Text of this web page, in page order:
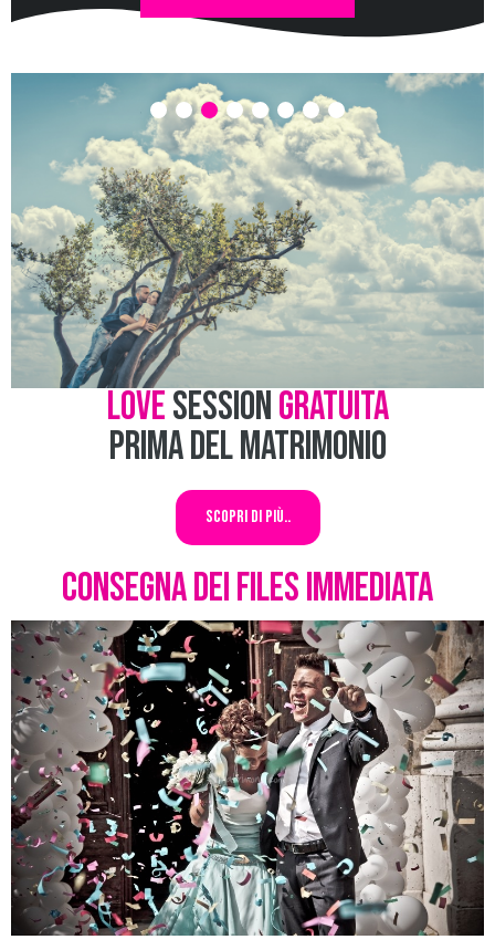
LoveSessionGratuita
prima del Matrimonio
Scopri di più..
Consegna dei Files immediata